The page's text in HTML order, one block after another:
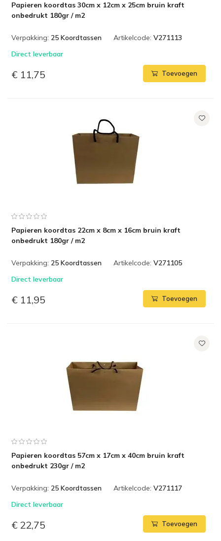
Papieren koordtas 30cm x 12cm x 25cm bruin kraft
onbedrukt 180gr / m2
Verpakking: 25 Koordtassen Artikelcode: V271113
Direct leverbaar
€ 11,75 Toevoegen
Papieren koordtas 22cm x 8cm x 16cm bruin kraft
onbedrukt 180gr / m2
Verpakking: 25 Koordtassen Artikelcode: V271105
Direct leverbaar
€ 11,95 Toevoegen
Papieren koordtas 57cm x 17cm x 40cm bruin kraft
onbedrukt 230gr / m2
Verpakking: 25 Koordtassen Artikelcode: V271117
Direct leverbaar
€ 22,75 Toevoegen